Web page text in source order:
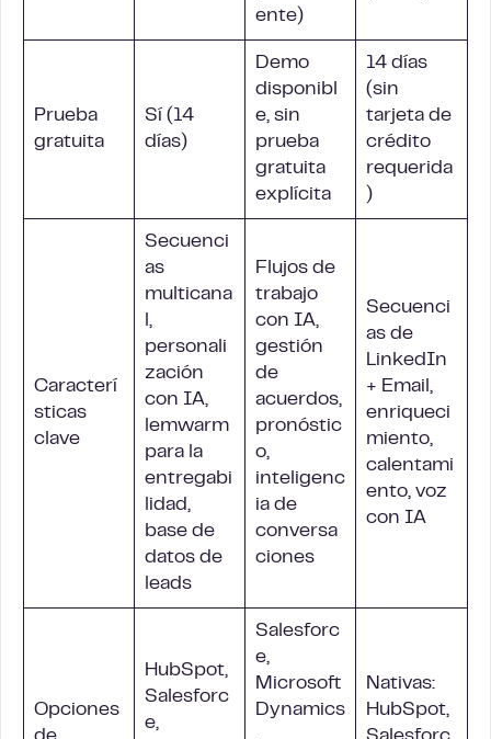
ente)
Prueba
gratuita
Sí (14
días)
Demo
disponibl
e, sin
prueba
gratuita
explícita
14 días
(sin
tarjeta de
crédito
requerida
)
Caracterí
sticas
clave
Secuenci
as
multicana
l,
personali
zación
con IA,
lemwarm
para la
entregabi
lidad,
base de
datos de
leads
Flujos de
trabajo
con IA,
gestión
de
acuerdos,
pronóstic
o,
inteligenc
ia de
conversa
ciones
Secuenci
as de
LinkedIn
+ Email,
enriqueci
miento,
calentami
ento, voz
con IA
Opciones
HubSpot,
Salesforc
e,
Salesforc
e,
Microsoft
Dynamics
Nativas:
HubSpot,